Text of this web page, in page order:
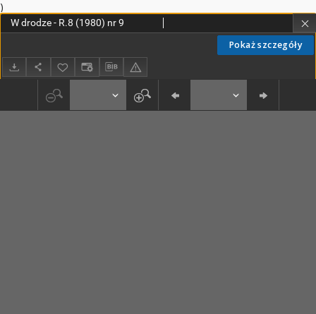
)
Pokaż szczegóły
W drodze - R.8 (1980) nr 9